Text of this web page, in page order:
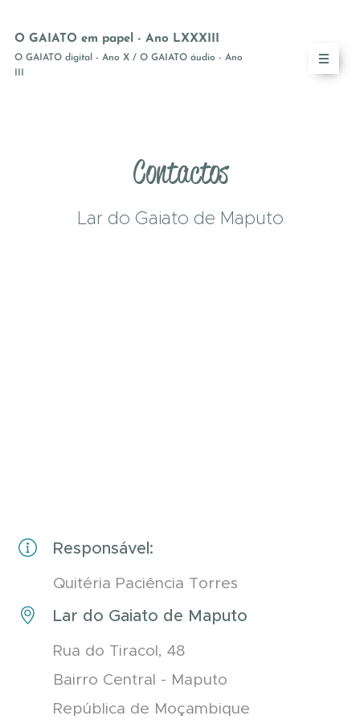
O GAIATO em papel - Ano LXXXIII
O GAIATO digital - Ano X / O GAIATO áudio - Ano
Contactos
Lar do Gaiato de Maputo
Responsável:
Quitéria Paciência Torres
Lar do Gaiato de Maputo
Rua do Tiracol, 48
Bairro Central - Maputo
República de Moçambique